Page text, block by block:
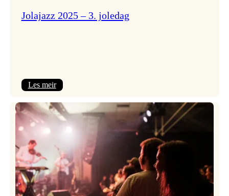
Jolajazz 2025 – 3. joledag
Les meir:
2025
–
joledag